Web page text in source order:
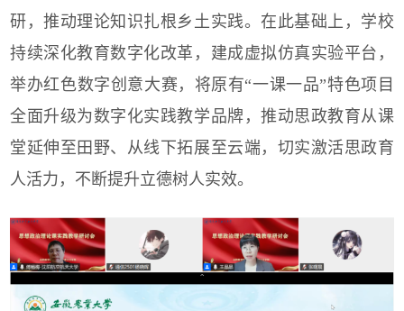
研，推动理论知识扎根乡土实践。在此基础上，学校
持续深化教育数字化改革，建成虚拟仿真实验平台，
举办红色数字创意大赛，将原有“一课一品”特色项目
全面升级为数字化实践教学品牌，推动思政教育从课
堂延伸至田野、从线下拓展至云端，切实激活思政育
人活力，不断提升立德树人实效。